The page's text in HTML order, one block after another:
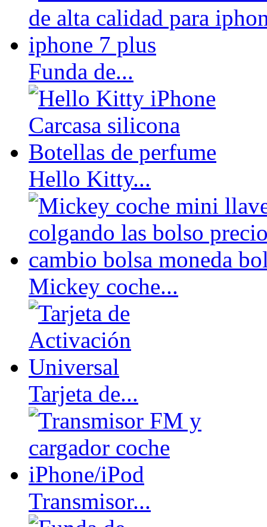
Funda de...
Hello Kitty...
Mickey coche...
Tarjeta de...
Transmisor...